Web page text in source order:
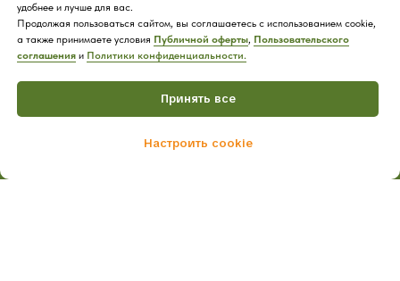
удобнее и лучше для вас.
Продолжая пользоваться сайтом, вы соглашаетесь с использованием cookie,
а также принимаете условия Публичной оферты, Пользовательского
соглашения и Политики конфиденциальности.
Принять все
Настроить cookie
Made on Tilda